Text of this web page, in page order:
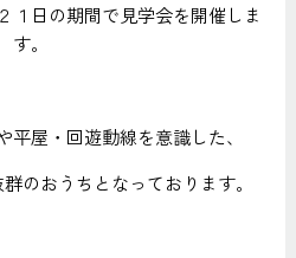
１日の期間で見学会を開催しま
す。
屋・回遊動線を意識した、
のおうちとなっております。